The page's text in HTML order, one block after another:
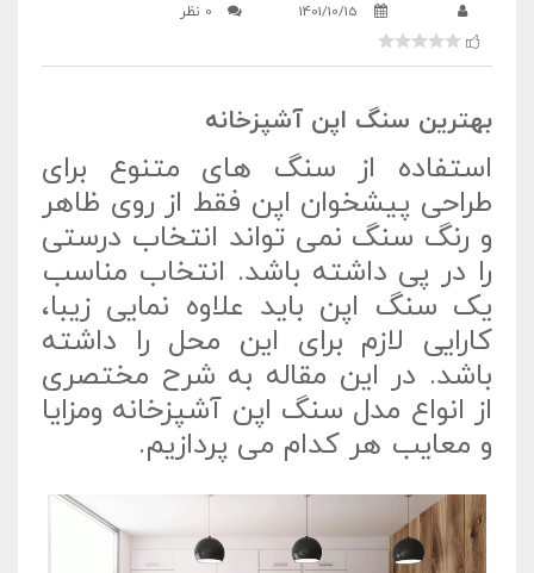
1401/10/15 0 نظر
بهترین سنگ اپن آشپزخانه
استفاده از سنگ های متنوع برای
طراحی پیشخوان اپن فقط از روی ظاهر
و رنگ سنگ نمی تواند انتخاب درستی
را در پی داشته باشد. انتخاب مناسب
یک سنگ اپن باید علاوه نمایی زیبا،
کارایی لازم برای این محل را داشته
باشد. در این مقاله به شرح مختصری
از انواع مدل سنگ اپن آشپزخانه ومزایا
و معایب هر کدام می پردازیم.